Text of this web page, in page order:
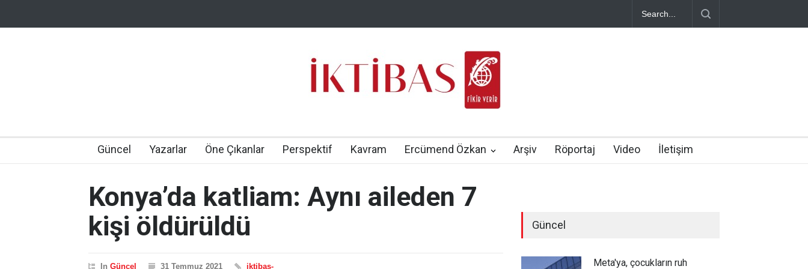
Güncel Yazarlar Öne Çıkanlar Perspektif Kavram Ercümend Özkan Arşiv Röportaj Video İletişim
Konya’da katliam: Aynı aileden 7
kişi öldürüldü
In Güncel 31 Temmuz 2021 iktibas-
Güncel
Meta'ya, çocukların ruh